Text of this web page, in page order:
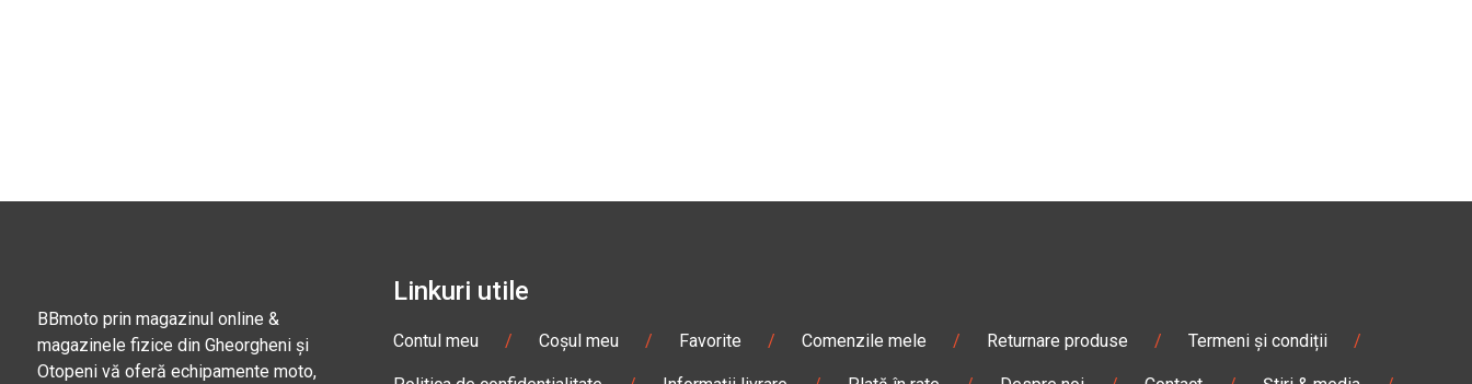
BBmoto prin magazinul online &
magazinele fizice din Gheorgheni și
Otopeni vă oferă echipamente moto,
Linkuri utile
Contul meu / Coșul meu / Favorite / Comenzile mele / Returnare produse / Termeni și condiții /